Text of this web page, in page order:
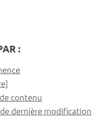
:
contenu
dernière modification